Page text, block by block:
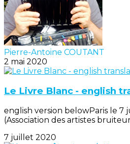
Pierre-Antoine COUTANT
2 mai 2020
Le Livre Blanc - english
english version belowParis le 7
(Association des artistes
7 juillet 2020